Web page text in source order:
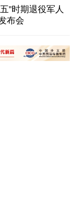
将“回国休假”
发生军事政变
”时期退役军人
布会